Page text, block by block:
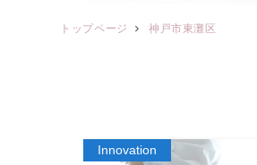
トップページ 神戸市東灘区